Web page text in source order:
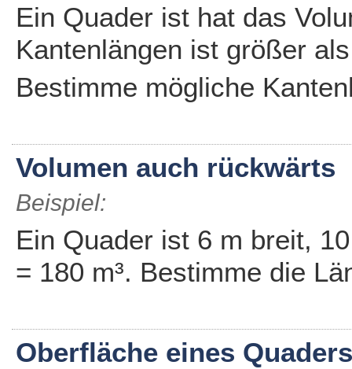
Ein Quader ist hat das
Kantenlängen ist größer
Bestimme mögliche
Volumen auch rückwärts
Beispiel:
Ein Quader ist 6 m breit,
= 180 m³. Bestimme die
Oberfläche eines Quaders